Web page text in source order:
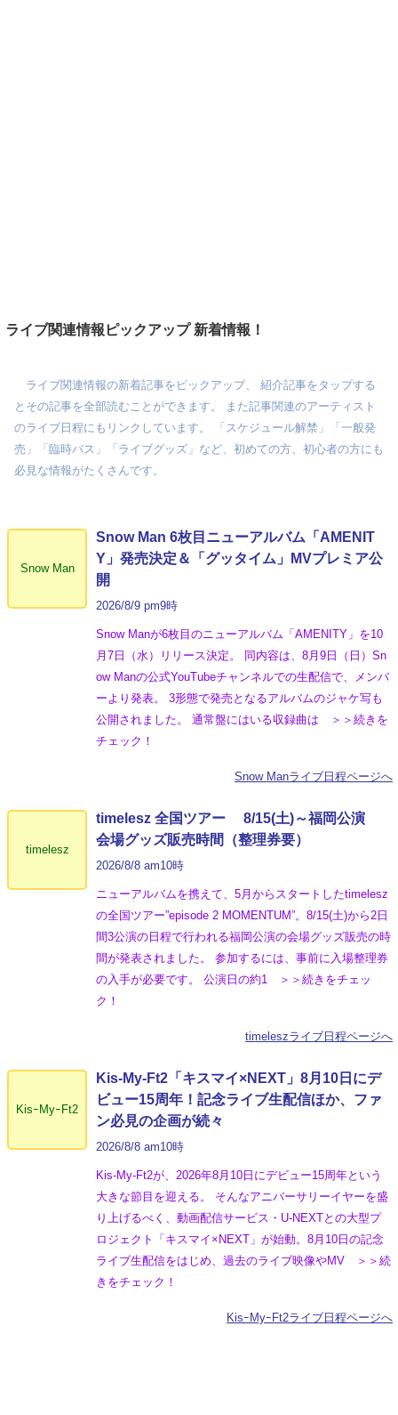
ライブ関連情報ピックアップ 新着情報！
ライブ関連情報の新着記事をピックアップ、 紹介記事をタップする
とその記事を全部読むことができます。 また記事関連のアーティスト
のライブ日程にもリンクしています。 「スケジュール解禁」「一般発
売」「臨時バス」「ライブグッズ」など、初めての方、初心者の方にも
必見な情報がたくさんです。
Snow Man
Snow Man 6枚目ニューアルバム「AMENIT
Y」発売決定＆「グッタイム」MVプレミア公
開
2026/8/9 pm9時
Snow Manが6枚目のニューアルバム「AMENITY」を10
月7日（水）リリース決定。 同内容は、8月9日（日）Sn
ow Manの公式YouTubeチャンネルでの生配信で、メンバ
ーより発表。 3形態で発売となるアルバムのジャケ写も
公開されました。 通常盤にはいる収録曲は ＞＞続きを
チェック！
Snow Manライブ日程ページへ
timelesz
timelesz 全国ツアー 8/15(土)～福岡公演
会場グッズ販売時間（整理券要）
2026/8/8 am10時
ニューアルバムを携えて、5月からスタートしたtimelesz
の全国ツアー”episode 2 MOMENTUM”。8/15(土)から2日
間3公演の日程で行われる福岡公演の会場グッズ販売の時
間が発表されました。 参加するには、事前に入場整理券
の入手が必要です。 公演日の約1 ＞＞続きをチェッ
ク！
timeleszライブ日程ページへ
KisｰMyｰFt2
Kis-My-Ft2「キスマイ×NEXT」8月10日にデ
ビュー15周年！記念ライブ生配信ほか、ファ
ン必見の企画が続々
2026/8/8 am10時
Kis-My-Ft2が、2026年8月10日にデビュー15周年という
大きな節目を迎える。 そんなアニバーサリーイヤーを盛
り上げるべく、動画配信サービス・U-NEXTとの大型プ
ロジェクト「キスマイ×NEXT」が始動。8月10日の記念
ライブ生配信をはじめ、過去のライブ映像やMV ＞＞続
きをチェック！
KisｰMyｰFt2ライブ日程ページへ